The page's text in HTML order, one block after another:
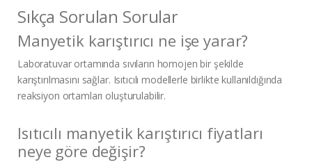
Sıkça Sorulan Sorular
Manyetik karıştırıcı ne işe yarar?
Laboratuvar ortamında sıvıların homojen bir şekilde
karıştırılmasını sağlar. Isıtıcılı modellerle birlikte kullanıldığında
reaksiyon ortamları oluşturulabilir.
Isıtıcılı manyetik karıştırıcı fiyatları
neye göre değişir?